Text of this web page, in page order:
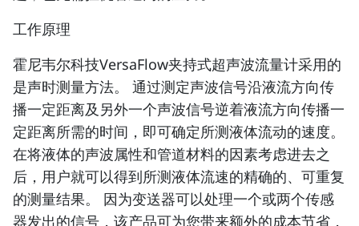
工作原理
霍尼韦尔科技VersaFlow夹持式超声波流量计采用的
是声时测量方法。 通过测定声波信号沿液流方向传
播一定距离及另外一个声波信号逆着液流方向传播一
定距离所需的时间，即可确定所测液体流动的速度。
在将液体的声波属性和管道材料的因素考虑进去之
后，用户就可以得到所测液体流速的精确的、可重复
的测量结果。 因为变送器可以处理一个或两个传感
器发出的信号，该产品可为您带来额外的成本节省，